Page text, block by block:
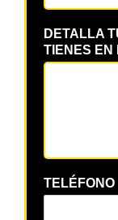
DETALLA
TIENES EN
TELÉFONO